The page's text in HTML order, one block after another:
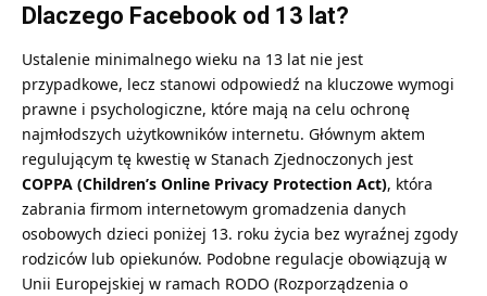
Dlaczego Facebook od 13 lat?
Ustalenie minimalnego wieku na 13 lat nie jest
przypadkowe, lecz stanowi odpowiedź na kluczowe wymogi
prawne i psychologiczne, które mają na celu ochronę
najmłodszych użytkowników internetu. Głównym aktem
regulującym tę kwestię w Stanach Zjednoczonych jest
COPPA (Children’s Online Privacy Protection Act), która
zabrania firmom internetowym gromadzenia danych
osobowych dzieci poniżej 13. roku życia bez wyraźnej zgody
rodziców lub opiekunów. Podobne regulacje obowiązują w
Unii Europejskiej w ramach RODO (Rozporządzenia o